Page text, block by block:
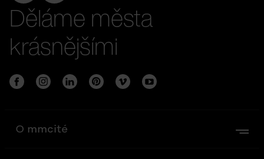
Děláme města
krásnějšími
O mmcité